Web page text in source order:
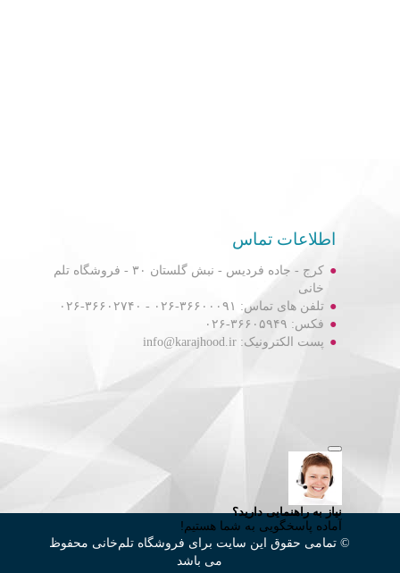
اطلاعات تماس
کرج - جاده فردیس - نبش گلستان ۳۰ - فروشگاه تلم
خانی
تلفن های تماس: ۳۶۶۰۰۰۹۱-۰۲۶ - ۳۶۶۰۲۷۴۰-۰۲۶
فکس: ۳۶۶۰۵۹۴۹-۰۲۶
پست الکترونیک: info@karajhood.ir
© تمامی حقوق این سایت برای فروشگاه تلم‌خانی محفوظ
می باشد